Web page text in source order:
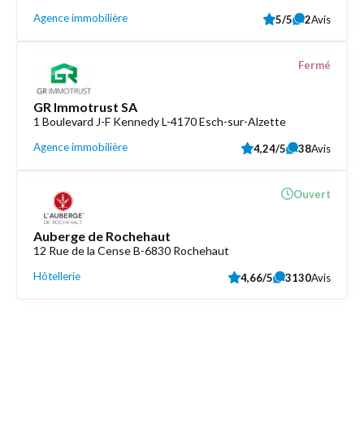
Agence immobilière 5/5 2Avis
GR Immotrust SA
1 Boulevard J-F Kennedy L-4170 Esch-sur-Alzette
Agence immobilière
Fermé
4,24/5 38Avis
Auberge de Rochehaut
12 Rue de la Cense B-6830 Rochehaut
Hôtellerie
Ouvert
4,66/5 3130Avis